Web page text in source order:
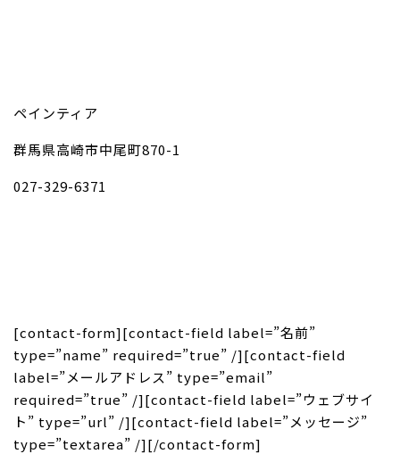
ペインティア
群馬県高崎市中尾町870-1
027-329-6371
[contact-form][contact-field label=”名前”
type=”name” required=”true” /][contact-field
label=”メールアドレス” type=”email”
required=”true” /][contact-field label=”ウェブサイ
ト” type=”url” /][contact-field label=”メッセージ”
type=”textarea” /][/contact-form]